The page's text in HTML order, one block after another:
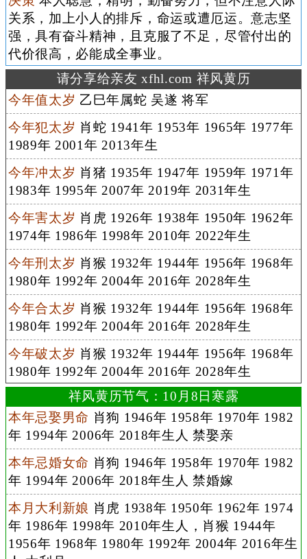
关系，加上小人的排斥，命运或遭厄运。意志坚
强，具有奋斗精神，且克服了不足，尽管付出的
代价很高，必能成全事业。
请分享给亲友 xfhl.com 祥风黄历
今年值太岁 乙巳年属蛇 吴遂 将军
今年犯太岁 肖蛇 1941年 1953年 1965年 1977年
1989年 2001年 2013年生
今年冲太岁 肖猪 1935年 1947年 1959年 1971年
1983年 1995年 2007年 2019年 2031年生
今年害太岁 肖虎 1926年 1938年 1950年 1962年
1974年 1986年 1998年 2010年 2022年生
今年刑太岁 肖猴 1932年 1944年 1956年 1968年
1980年 1992年 2004年 2016年 2028年生
今年合太岁 肖猴 1932年 1944年 1956年 1968年
1980年 1992年 2004年 2016年 2028年生
今年破太岁 肖猴 1932年 1944年 1956年 1968年
1980年 1992年 2004年 2016年 2028年生
祥风黄历节气：10月8日寒露
本年忌娶男命 肖狗 1946年 1958年 1970年 1982
年 1994年 2006年 2018年生人 禁娶亲
本年忌婚女命 肖狗 1946年 1958年 1970年 1982
年 1994年 2006年 2018年生人 禁婚嫁
本月大利新娘 肖虎 1938年 1950年 1962年 1974
年 1986年 1998年 2010年生人，肖猴 1944年
1956年 1968年 1980年 1992年 2004年 2016年生